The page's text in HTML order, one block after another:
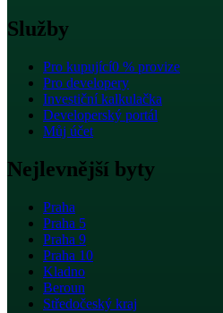
Služby
Pro kupující0 % provize
Pro developery
Investiční kalkulačka
Developerský portál
Můj účet
Nejlevnější byty
Praha
Praha 5
Praha 9
Praha 10
Kladno
Beroun
Středočeský kraj